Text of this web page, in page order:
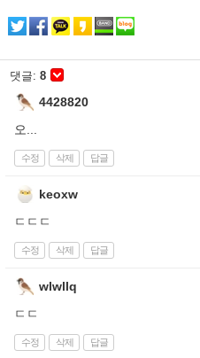
댓글: 8
4428820
오...
수정 삭제 답글
keoxw
ㄷㄷㄷ
수정 삭제 답글
wlwllq
ㄷㄷ
수정 삭제 답글